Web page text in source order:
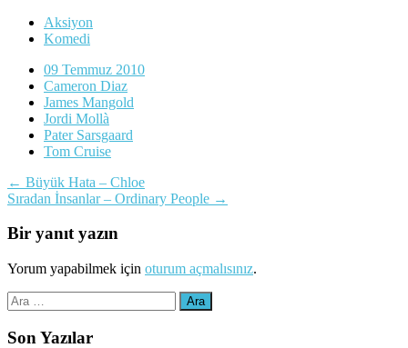
Aksiyon
Komedi
09 Temmuz 2010
Cameron Diaz
James Mangold
Jordi Mollà
Pater Sarsgaard
Tom Cruise
Yazı
dolaşımı
← Büyük Hata – Chloe
Sıradan İnsanlar – Ordinary People →
Bir yanıt yazın
Yorum yapabilmek için oturum açmalısınız.
Arama:
Son Yazılar